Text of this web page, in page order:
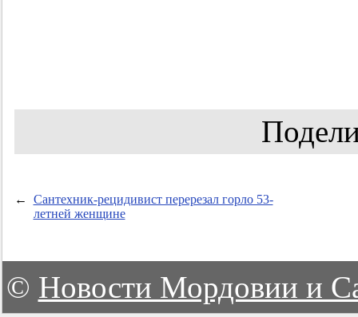
←
Сантехник-рецидивист перерезал горло 53-
летней женщине
© Новости Мордовии и